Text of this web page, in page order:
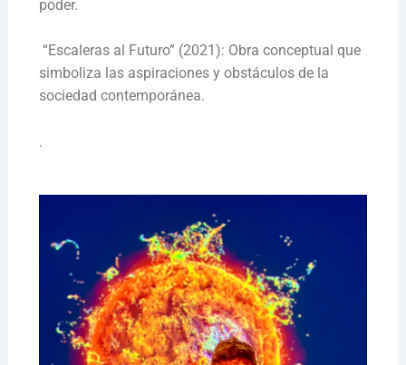
poder.
“Escaleras al Futuro” (2021): Obra conceptual que
simboliza las aspiraciones y obstáculos de la
sociedad contemporánea.
.